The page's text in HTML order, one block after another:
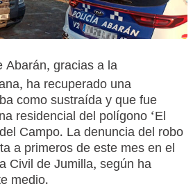
Abarán, gracias a la
ha recuperado una
como sustraída y que fue
residencial del polígono ‘El
Campo. La denuncia del robo
a primeros de este mes en el
Civil de Jumilla, según ha
medio.